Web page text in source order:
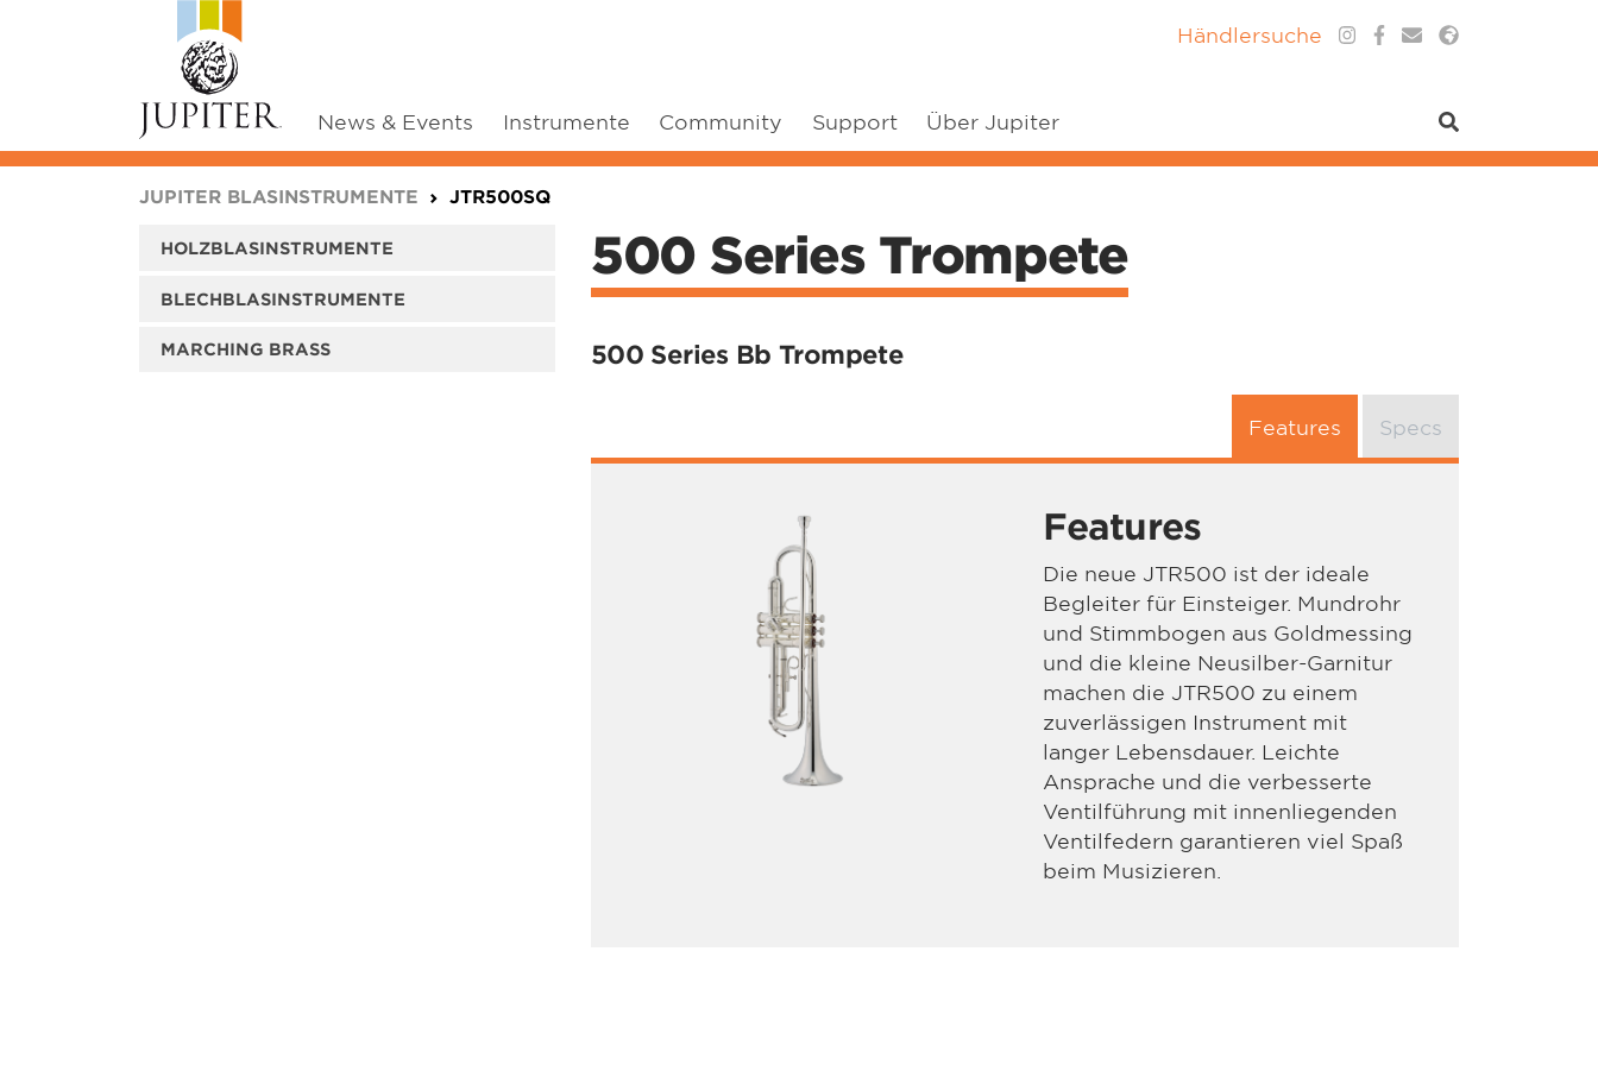
News & Events Instrumente Community Support Über Jupiter
Händlersuche
JUPITER BLASINSTRUMENTE JTR500SQ
HOLZBLASINSTRUMENTE
BLECHBLASINSTRUMENTE
MARCHING BRASS
500 Series Trompete
500 Series Bb Trompete
Features Specs
Features
Die neue JTR500 ist der ideale
Begleiter für Einsteiger. Mundrohr
und Stimmbogen aus Goldmessing
und die kleine Neusilber-Garnitur
machen die JTR500 zu einem
zuverlässigen Instrument mit
langer Lebensdauer. Leichte
Ansprache und die verbesserte
Ventilführung mit innenliegenden
Ventilfedern garantieren viel Spaß
beim Musizieren.